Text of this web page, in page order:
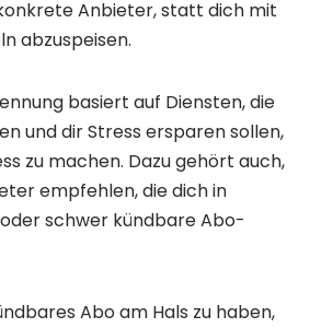
Anbieter, statt dich mit
abzuspeisen.
basiert auf Diensten, die
und dir Stress ersparen sollen,
zu machen. Dazu gehört auch,
empfehlen, die dich in
schwer kündbare Abo-
Abo am Hals zu haben,